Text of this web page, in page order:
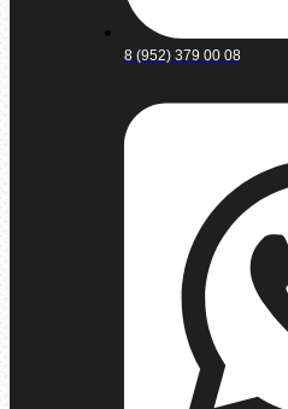
8 (952) 379 00 08